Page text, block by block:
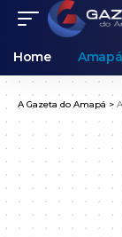
Home Amapá
A Gazeta do Amapá >